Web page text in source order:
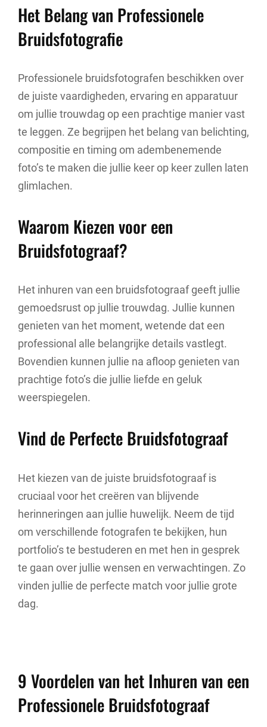
Het Belang van Professionele
Bruidsfotografie
Professionele bruidsfotografen beschikken over
de juiste vaardigheden, ervaring en apparatuur
om jullie trouwdag op een prachtige manier vast
te leggen. Ze begrijpen het belang van belichting,
compositie en timing om adembenemende
foto’s te maken die jullie keer op keer zullen laten
glimlachen.
Waarom Kiezen voor een
Bruidsfotograaf?
Het inhuren van een bruidsfotograaf geeft jullie
gemoedsrust op jullie trouwdag. Jullie kunnen
genieten van het moment, wetende dat een
professional alle belangrijke details vastlegt.
Bovendien kunnen jullie na afloop genieten van
prachtige foto’s die jullie liefde en geluk
weerspiegelen.
Vind de Perfecte Bruidsfotograaf
Het kiezen van de juiste bruidsfotograaf is
cruciaal voor het creëren van blijvende
herinneringen aan jullie huwelijk. Neem de tijd
om verschillende fotografen te bekijken, hun
portfolio’s te bestuderen en met hen in gesprek
te gaan over jullie wensen en verwachtingen. Zo
vinden jullie de perfecte match voor jullie grote
dag.
9 Voordelen van het Inhuren van een
Professionele Bruidsfotograaf